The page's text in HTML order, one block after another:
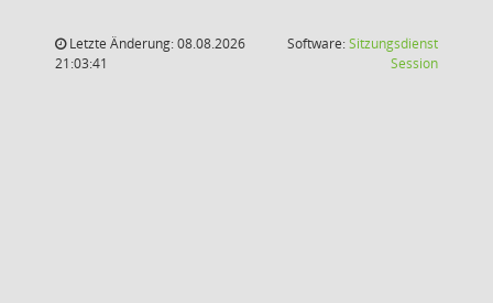
Letzte Änderung: 08.08.2026
21:03:41
Software:Sitzungsdienst
Session(Wird in